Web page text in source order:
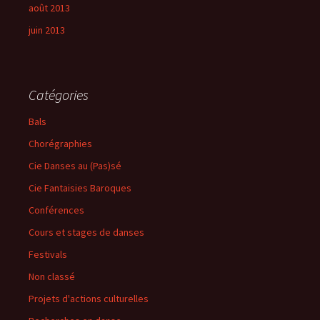
août 2013
juin 2013
Catégories
Bals
Chorégraphies
Cie Danses au (Pas)sé
Cie Fantaisies Baroques
Conférences
Cours et stages de danses
Festivals
Non classé
Projets d'actions culturelles